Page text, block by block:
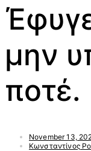
μην
ποτέ.
November 13,
Κωνσταντίνος